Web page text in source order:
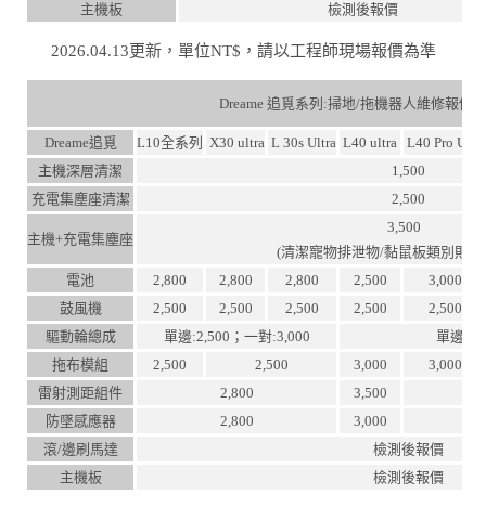
主機板
檢測後報價
2026.04.13更新，單位NT$，請以工程師現場報價為準
Dreame 追覓系列:掃地/拖機器人維修報價
Dreame追覓 L10全系列 X30 ultra L 30s Ultra L40 ultra L40 Pro Ultra
主機深層清潔
1,500
充電集塵座清潔
2,500
主機+充電集塵座
3,500
(清潔寵物排泄物/黏鼠板類別則
電池
2,800 2,800 2,800 2,500
3,000
鼓風機
2,500 2,500 2,500 2,500
2,500
驅動輪總成
單邊:2,500；一對:3,000
單邊
拖布模組
2,500 2,500 3,000
3,000
雷射測距組件
2,800
3,500
防墜感應器
2,800
3,000
滾/邊刷馬達
檢測後報價
主機板
檢測後報價